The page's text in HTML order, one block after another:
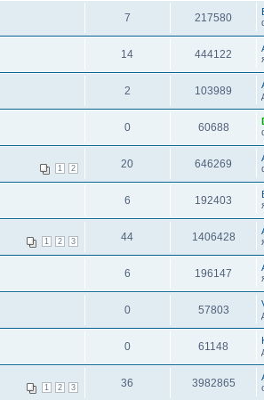
7 217580
14 444122
2 103989
0 60688
1 2 20 646269
6 192403
1 2 3 44 1406428
6 196147
0 57803
0 61148
1 2 3 36 3982865